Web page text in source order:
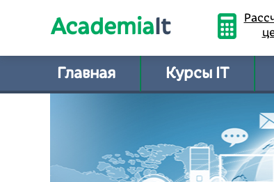
AcademiaIt
Главная Курсы IT